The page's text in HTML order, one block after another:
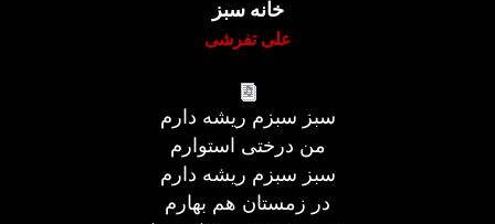
خانه سبز
علی تفرشی
سبز سبزم ریشه دارم
من درختی استوارم
سبز سبزم ریشه دارم
در زمستان هم بهارم